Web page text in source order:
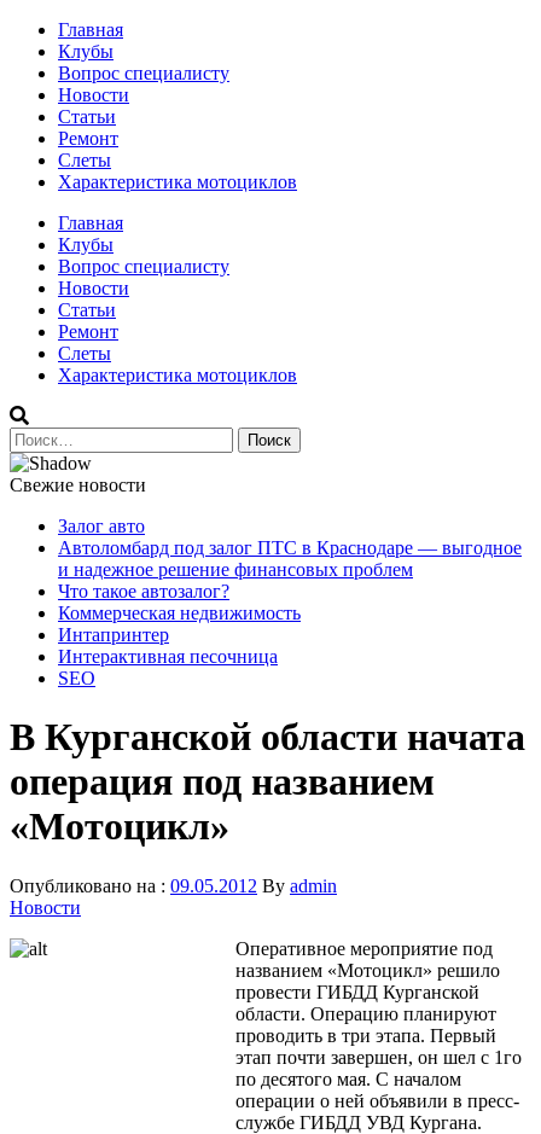
Перейти
содержимому
Главная
Клубы
Вопрос специалисту
Новости
Статьи
Ремонт
Слеты
Характеристика мотоциклов
Авто и мото сайт
Главная
Клубы
Вопрос специалисту
Новости
Статьи
Ремонт
Слеты
Характеристика мотоциклов
Найти:
Свежие новости
Залог авто
Автоломбард под залог ПТС в Краснодаре — выгодное
и надежное решение финансовых проблем
Что такое автозалог?
Коммерческая недвижимость
Интапринтер
Интерактивная песочница
SEO
В Курганской области начата
операция под названием
«Мотоцикл»
Опубликовано на : 09.05.2012 By admin
Новости
Оперативное мероприятие под
названием «Мотоцикл» решило
провести ГИБДД Курганской
области. Операцию планируют
проводить в три этапа. Первый
этап почти завершен, он шел с 1го
по десятого мая. С началом
операции о ней объявили в пресс-
службе ГИБДД УВД Кургана.